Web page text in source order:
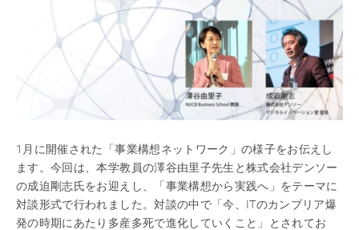
1月に開催された「事業構想ネットワーク」の様子をお伝えし
ます。今回は、本学教員の澤谷由里子先生と株式会社デンソー
の成迫剛志氏をお迎えし、「事業構想から実践へ」をテーマに
対談形式で行われました。対談の中で「今、ITのカンブリア爆
発の時期にあたり多産多死で進化していくこと」とされてお